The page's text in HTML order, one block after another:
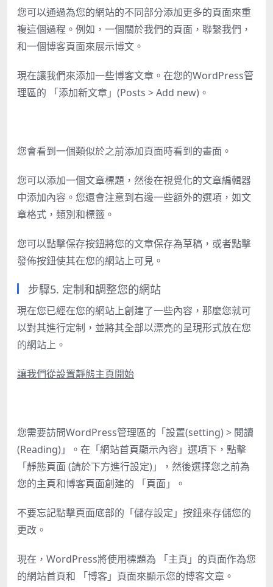
您可以通過為您的網站的不同部分添加更多的頁面來重
複這個過程。例如，一個關於我們的頁面，聯繫我們，
和一個博客頁面來展示博文。
現在讓我們來添加一些博客文章。在您的WordPress管
理區的 「添加新文章」(Posts > Add new)。
您會看到一個類似於之前添加頁面時看到的畫面。
您可以添加一個文章標題，然後在視覺化的文章編輯器
中添加內容。您還會注意到右邊一些額外的選項，如文
章格式，類別和標籤。
您可以點擊保存按鈕將您的文章保存為草稿，或者點擊
發佈按鈕使其在您的網站上可見。
步驟5. 定制和調整您的網站
現在您已經在您的網站上創建了一些內容，那麼您就可
以對其進行定制，並將其全部以漂亮的呈現形式放在您
的網站上。
讓我們從設置靜態主頁開始
您需要訪問WordPress管理區的「設置(setting) > 閱讀
(Reading)」。在「網站首頁顯示內容」選項下，點擊
「靜態頁面 (請於下方進行設定)」，然後選擇您之前為
您的主頁和博客頁面創建的 「頁面」。
不要忘記點擊頁面底部的「儲存設定」按鈕來存儲您的
更改。
現在，WordPress將使用標題為 「主頁」的頁面作為您
的網站首頁和 「博客」頁面來顯示您的博客文章。